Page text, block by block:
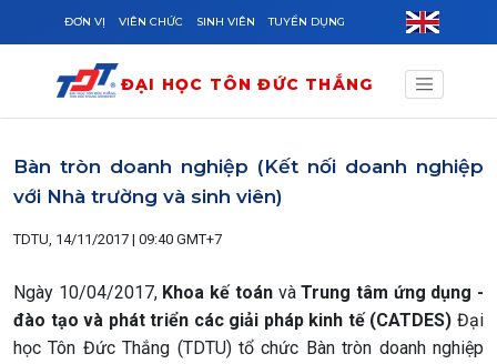
Skip to main content
ĐƠN VỊ VIÊN CHỨC SINH VIÊN TUYỂN DỤNG
ĐẠI HỌC TÔN ĐỨC THẮNG
Bàn tròn doanh nghiệp (Kết nối doanh nghiệp
với Nhà trường và sinh viên)
TDTU, 14/11/2017 | 09:40 GMT+7
Ngày 10/04/2017, Khoa kế toán vàTrung tâm ứng dụng -
đào tạo và phát triển các giải pháp kinh tế (CATDES) Đại
học Tôn Đức Thắng (TDTU) tổ chức Bàn tròn doanh nghiệp